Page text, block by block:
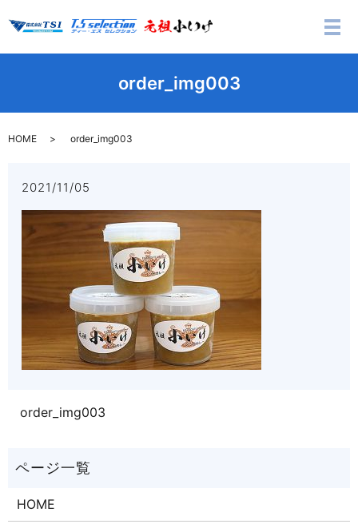
メ
order_img003
HOME order_img003
2021/11/05
order_img003
HOME